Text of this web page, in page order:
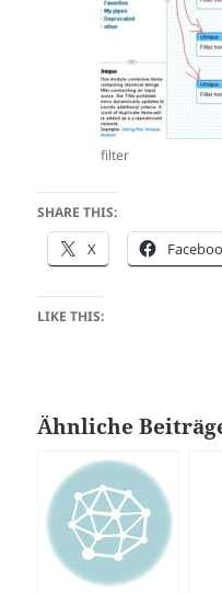
filter
SHARE THIS:
X
LIKE THIS:
Ähnliche